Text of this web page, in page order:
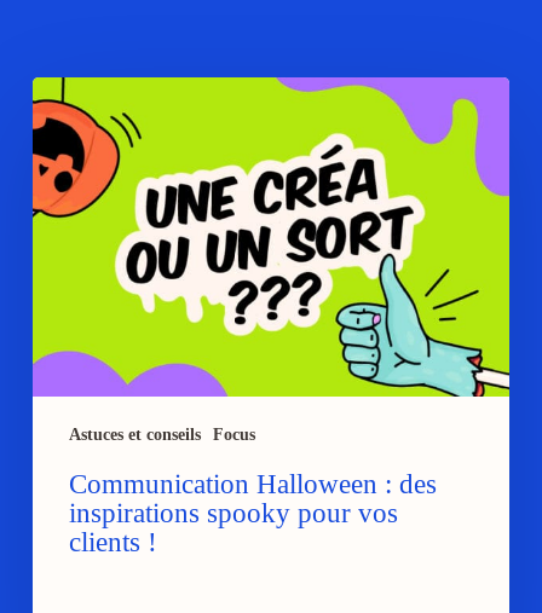
Astuces et conseils Focus
Communication
Halloween
des
inspirations
spooky
Communication Halloween : des
inspirations spooky pour vos
clients !